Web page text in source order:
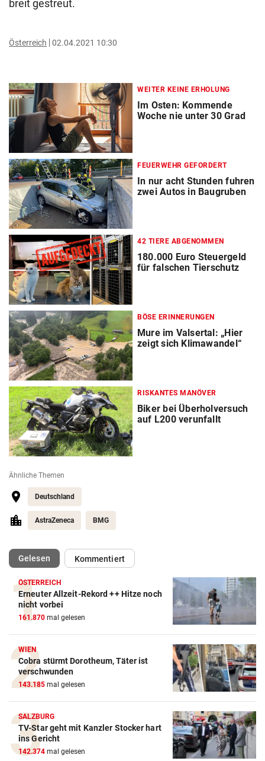
breit gestreut.
Österreich 02.04.2021 10:30
WEITER KEINE ERHOLUNG
Im Osten: Kommende
Woche nie unter 30 Grad
FEUERWEHR GEFORDERT
In nur acht Stunden fuhren
zwei Autos in Baugruben
42 TIERE ABGENOMMEN
180.000 Euro Steuergeld
für falschen Tierschutz
BÖSE ERINNERUNGEN
Mure im Valsertal: „Hier
zeigt sich Klimawandel“
RISKANTES MANÖVER
Biker bei Überholversuch
auf L200 verunfallt
Ähnliche Themen
Deutschland
AstraZeneca BMG
Gelesen(ausgewählt)Kommentiert
ÖSTERREICH
Erneuter Allzeit-Rekord ++ Hitze noch
nicht vorbei
161.870 mal gelesen
WIEN
Cobra stürmt Dorotheum, Täter ist
verschwunden
143.185 mal gelesen
SALZBURG
TV-Star geht mit Kanzler Stocker hart
ins Gericht
142.374 mal gelesen